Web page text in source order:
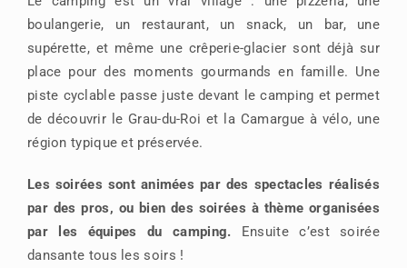
boulangerie, un restaurant, un snack, un bar, une
supérette, et même une crêperie-glacier sont déjà sur
place pour des moments gourmands en famille. Une
piste cyclable passe juste devant le camping et permet
de découvrir le Grau-du-Roi et la Camargue à vélo, une
région typique et préservée.
Les soirées sont animées par des spectacles réalisés
par des pros, ou bien des soirées à thème organisées
par les équipes du camping. Ensuite c’est soirée
dansante tous les soirs !